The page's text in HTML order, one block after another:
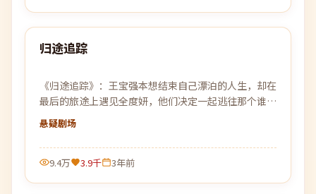
热门
96:07
归途追踪
《归途追踪》：王宝强本想结束自己漂泊的人生，却在
最后的旅途上遇见全度妍，他们决定一起逃往那个谁都
没去过的远方。
悬疑剧场
9.4万 3.9千 3年前
99:14